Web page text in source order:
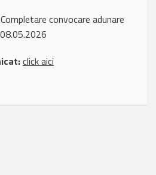
Completare convocare adunare
click aici